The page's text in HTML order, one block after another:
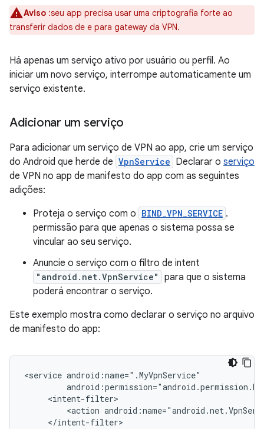
Aviso :seu app precisa usar uma criptografia forte ao
transferir dados de e para gateway da VPN.
Há apenas um serviço ativo por usuário ou perfil. Ao
iniciar um novo serviço, interrompe automaticamente um
serviço existente.
Adicionar um serviço
Para adicionar um serviço de VPN ao app, crie um serviço
do Android que herde de VpnService Declarar o serviço
de VPN no app de manifesto do app com as seguintes
adições:
Proteja o serviço com o BIND_VPN_SERVICE .
permissão para que apenas o sistema possa se
vincular ao seu serviço.
Anuncie o serviço com o filtro de intent
"android.net.VpnService"
para que o sistema
poderá encontrar o serviço.
Este exemplo mostra como declarar o serviço no arquivo
de manifesto do app:
<service
<action
</intent-filter>